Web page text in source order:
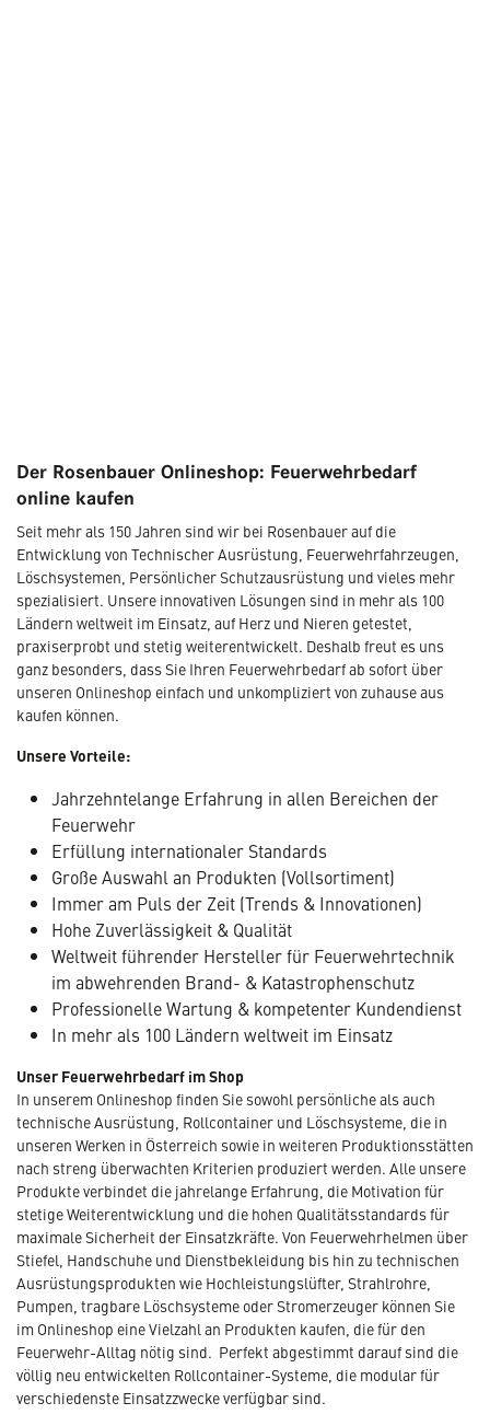
Der Rosenbauer Onlineshop: Feuerwehrbedarf
online kaufen
Seit mehr als 150 Jahren sind wir bei Rosenbauer auf die
Entwicklung von Technischer Ausrüstung, Feuerwehrfahrzeugen,
Löschsystemen, Persönlicher Schutzausrüstung und vieles mehr
spezialisiert. Unsere innovativen Lösungen sind in mehr als 100
Ländern weltweit im Einsatz, auf Herz und Nieren getestet,
praxiserprobt und stetig weiterentwickelt. Deshalb freut es uns
ganz besonders, dass Sie Ihren Feuerwehrbedarf ab sofort über
unseren Onlineshop einfach und unkompliziert von zuhause aus
kaufen können.
Unsere Vorteile:
Jahrzehntelange Erfahrung in allen Bereichen der
Feuerwehr
Erfüllung internationaler Standards
Große Auswahl an Produkten (Vollsortiment)
Immer am Puls der Zeit (Trends & Innovationen)
Hohe Zuverlässigkeit & Qualität
Weltweit führender Hersteller für Feuerwehrtechnik
im abwehrenden Brand- & Katastrophenschutz
Professionelle Wartung & kompetenter Kundendienst
In mehr als 100 Ländern weltweit im Einsatz
Unser Feuerwehrbedarf im Shop
In unserem Onlineshop finden Sie sowohl persönliche als auch
technische Ausrüstung, Rollcontainer und Löschsysteme, die in
unseren Werken in Österreich sowie in weiteren Produktionsstätten
nach streng überwachten Kriterien produziert werden. Alle unsere
Produkte verbindet die jahrelange Erfahrung, die Motivation für
stetige Weiterentwicklung und die hohen Qualitätsstandards für
maximale Sicherheit der Einsatzkräfte. Von Feuerwehrhelmen über
Stiefel, Handschuhe und Dienstbekleidung bis hin zu technischen
Ausrüstungsprodukten wie Hochleistungslüfter, Strahlrohre,
Pumpen, tragbare Löschsysteme oder Stromerzeuger können Sie
im Onlineshop eine Vielzahl an Produkten kaufen, die für den
Feuerwehr-Alltag nötig sind. Perfekt abgestimmt darauf sind die
völlig neu entwickelten Rollcontainer-Systeme, die modular für
verschiedenste Einsatzzwecke verfügbar sind.